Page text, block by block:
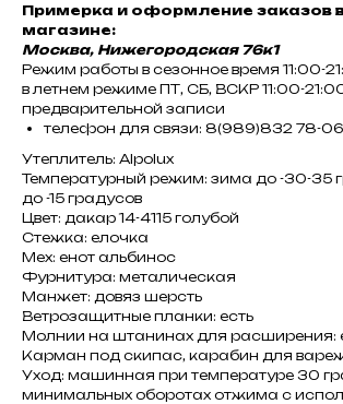
Примерка и оформление заказов
магазине:
Москва, Нижегородская 76к1
Режим работы в сезонное время 11:00-
в летнем режиме ПТ, СБ, ВСКР 11:00-
предварительной записи
телефон для связи: 8(989)832 78-06
Утеплитель: Alpolux
Температурный режим: зима до -30-35
до -15 градусов
Цвет: дакар 14-4115 голубой
Стежка: елочка
Мех: енот альбинос
Фурнитура: металическая
Манжет: довяз шерсть
Ветрозащитные планки: есть
Молнии на штанинах для расширения:
Карман под скипас, карабин для
Уход: машинная при температуре 30
минимальных оборотах отжима с